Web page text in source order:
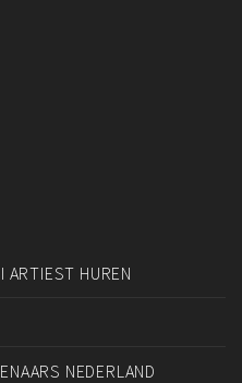
ARTIEST HUREN
NEDERLAND